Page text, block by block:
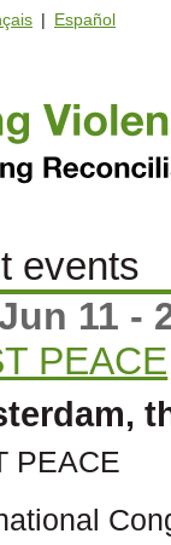
| Español
events
11 -
PEACE
PEACE